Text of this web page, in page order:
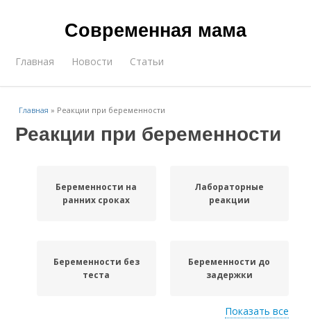
Современная мама
Главная Новости Статьи
Главная » Реакции при беременности
Реакции при беременности
Беременности на
ранних сроках
Лабораторные
реакции
Беременности без
теста
Беременности до
задержки
Показать все